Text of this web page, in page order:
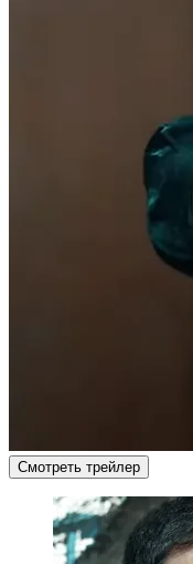
Смотреть трейлер